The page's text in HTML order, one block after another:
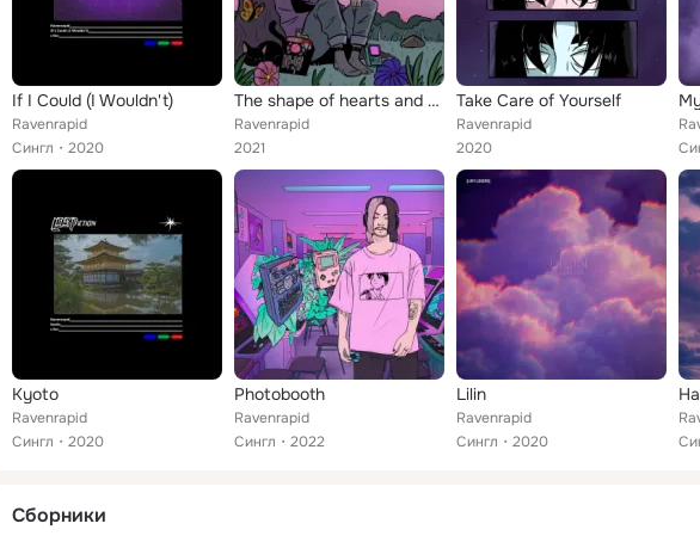
If I Could (I Wouldn't)
Ravenrapid
Сингл
2020
The shape of hearts and hands
Ravenrapid
2021
Take Care of Yourself
Ravenrapid
2020
Kyoto
Ravenrapid
Сингл
2020
Photobooth
Ravenrapid
Сингл
2022
Lilin
Ravenrapid
Сингл
2020
Сборники